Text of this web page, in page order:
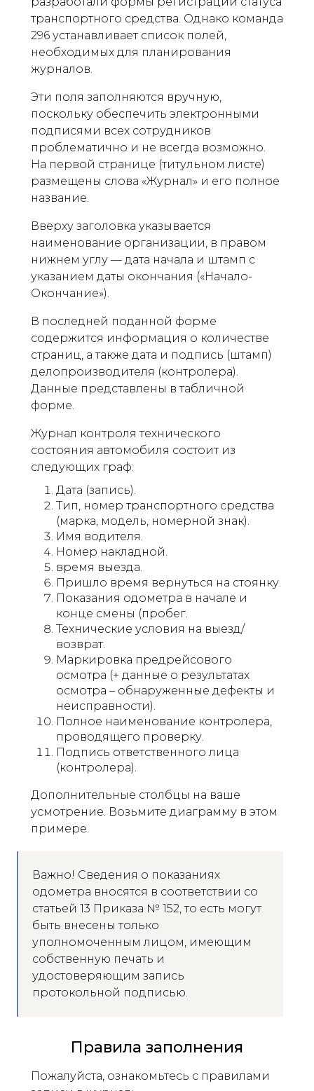
транспортного средства. Однако команда
296 устанавливает список полей,
необходимых для планирования
журналов.
Эти поля заполняются вручную,
поскольку обеспечить электронными
подписями всех сотрудников
проблематично и не всегда возможно.
На первой странице (титульном листе)
размещены слова «Журнал» и его полное
название.
Вверху заголовка указывается
наименование организации, в правом
нижнем углу — дата начала и штамп с
указанием даты окончания («Начало-
Окончание»).
В последней поданной форме
содержится информация о количестве
страниц, а также дата и подпись (штамп)
делопроизводителя (контролера).
Данные представлены в табличной
форме.
Журнал контроля технического
состояния автомобиля состоит из
следующих граф:
Дата (запись).
Тип, номер транспортного средства
(марка, модель, номерной знак).
Имя водителя.
Номер накладной.
время выезда.
Пришло время вернуться на стоянку.
Показания одометра в начале и
конце смены (пробег.
Технические условия на выезд/
возврат.
Маркировка предрейсового
осмотра (+ данные о результатах
осмотра – обнаруженные дефекты и
неисправности).
Полное наименование контролера,
проводящего проверку.
Подпись ответственного лица
(контролера).
Дополнительные столбцы на ваше
усмотрение. Возьмите диаграмму в этом
примере.
Важно! Сведения о показаниях
одометра вносятся в соответствии со
статьей 13 Приказа № 152, то есть могут
быть внесены только
уполномоченным лицом, имеющим
собственную печать и
удостоверяющим запись
протокольной подписью.
Правила заполнения
Пожалуйста, ознакомьтесь с правилами